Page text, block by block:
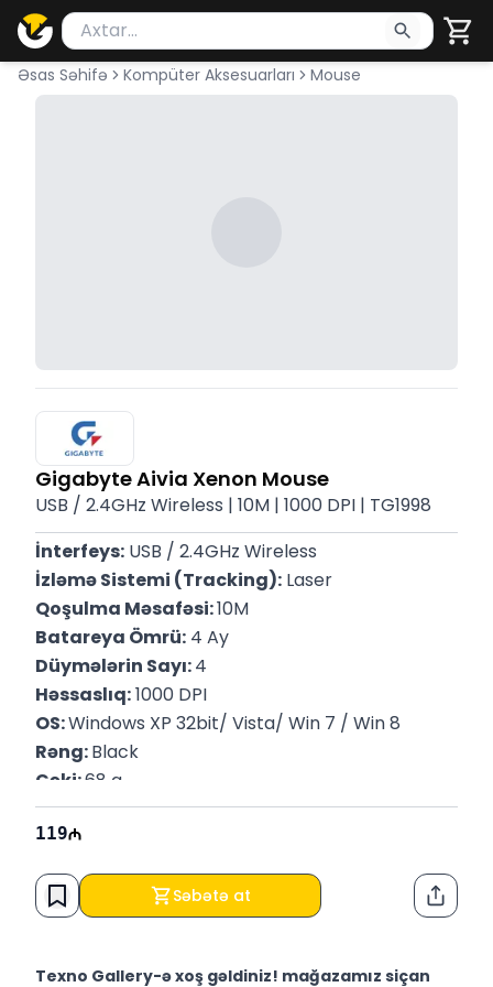
Məhsul axtar
Axtarış üçün ən azı 2 simvol yazın. Göndərmək
Əsas Səhifə Kompüter Aksesuarları Mouse
Gigabyte Aivia Xenon Mouse
USB / 2.4GHz Wireless | 10M | 1000 DPI | TG1998
İnterfeys: USB / 2.4GHz Wireless
İzləmə Sistemi (Tracking): Laser
Qoşulma Məsafəsi: 10M
Batareya Ömrü: 4 Ay
Düymələrin Sayı: 4
Həssaslıq: 1000 DPI
OS: Windows XP 32bit/ Vista/ Win 7 / Win 8
Rəng: Black
Çəki: 68 g
119
Səbətə at
Texno Gallery-ə xoş gəldiniz! mağazamız siçan